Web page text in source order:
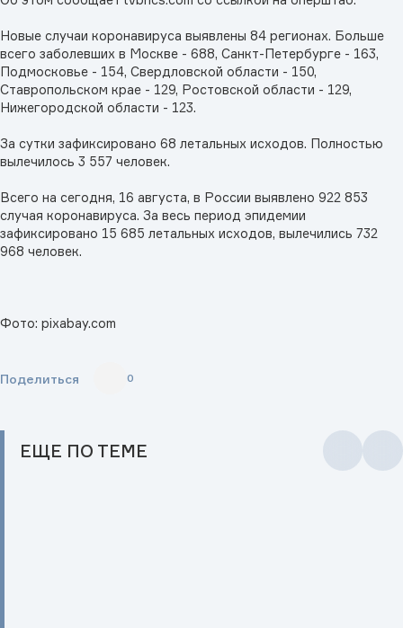
Новые случаи коронавируса выявлены 84 регионах. Больше
всего заболевших в Москве - 688, Санкт-Петербурге - 163,
Подмосковье - 154, Свердловской области - 150,
Ставропольском крае - 129, Ростовской области - 129,
Нижегородской области - 123.
За сутки зафиксировано 68 летальных исходов. Полностью
вылечилось 3 557 человек.
Всего на сегодня, 16 августа, в России выявлено 922 853
случая коронавируса. За весь период эпидемии
зафиксировано 15 685 летальных исходов, вылечились 732
968 человек.
Фото: pixabay.com
Поделиться 0
ЕЩЕ ПО ТЕМЕ